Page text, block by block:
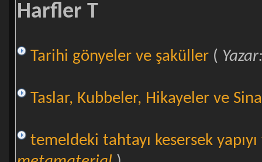
Harfler T
Tarihi gönyeler ve şaküller(
Taslar, Kubbeler, Hikayeler ve
temeldeki tahtayı kesersek